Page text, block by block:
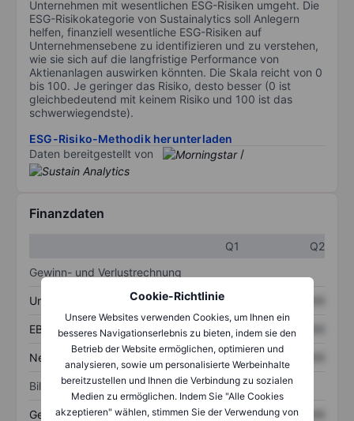
Cookie-Richtlinie
Unsere Websites verwenden Cookies, um Ihnen ein
besseres Navigationserlebnis zu bieten, indem sie den
Betrieb der Website ermöglichen, optimieren und
analysieren, sowie um personalisierte Werbeinhalte
bereitzustellen und Ihnen die Verbindung zu sozialen
Medien zu ermöglichen. Indem Sie "Alle Cookies
akzeptieren" wählen, stimmen Sie der Verwendung von
Unternehmen mit wesentlichen ESG-Risiken umgeht. Die
ESG-Risikokategorie von Sustainalytics soll Anlegern
helfen, finanziell wesentliche ESG-Risiken auf
Unternehmensebene zu identifizieren und zu verstehen,
wie sie sich auf die langfristige Performance von
Aktienanlagen auswirken könnten. Die Skala reicht von 0
bis 100. Je geringer das Risiko, desto besser (0 ist
gleichbedeutend mit keinem Risiko und 100 ist das
schwerwiegendste).
ESG-Risiko-Methodik herunterladen
Daten bereitgestellt von
/
Finanzdaten
Q1
Q2
Gewinn- und Verlustrechnung
Umsatz XXXXXXX
EBITDA XXXXXXX XXXXXXX
Nettoeinkommen XXXXXXX
Bilanz
Gesamtvermögen XXXXXXX XXXXXXX